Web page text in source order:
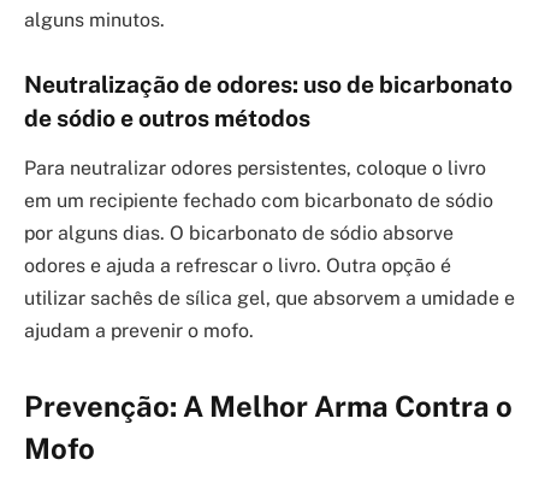
alguns minutos.
Neutralização de odores: uso de bicarbonato
de sódio e outros métodos
Para neutralizar odores persistentes, coloque o livro
em um recipiente fechado com bicarbonato de sódio
por alguns dias. O bicarbonato de sódio absorve
odores e ajuda a refrescar o livro. Outra opção é
utilizar sachês de sílica gel, que absorvem a umidade e
ajudam a prevenir o mofo.
Prevenção: A Melhor Arma Contra o
Mofo